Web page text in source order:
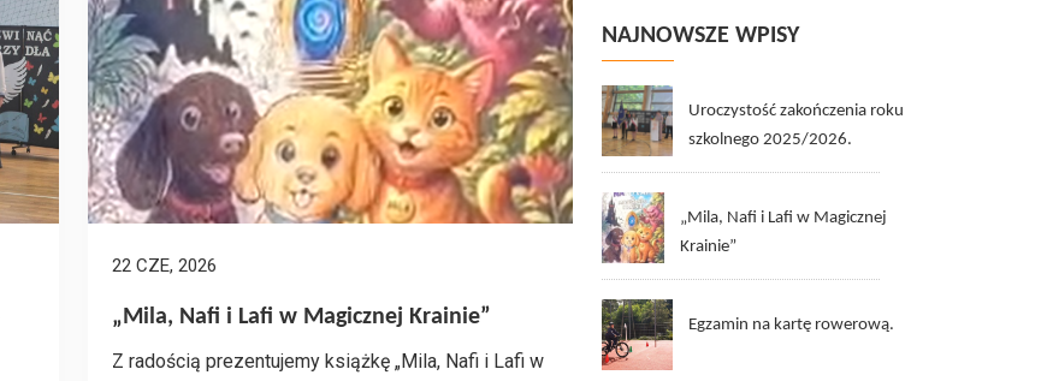
22 CZE, 2026
„Mila, Nafi i Lafi w Magicznej Krainie”
Z radością prezentujemy książkę „Mila, Nafi i Lafi w
NAJNOWSZE WPISY
Uroczystość zakończenia roku
szkolnego 2025/2026.
„Mila, Nafi i Lafi w Magicznej
Krainie”
Egzamin na kartę rowerową.